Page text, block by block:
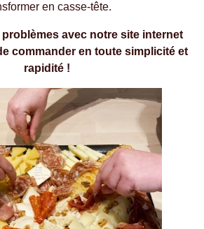
en casse-tête.
avec notre site internet
commander en toute simplicité et
rapidité !